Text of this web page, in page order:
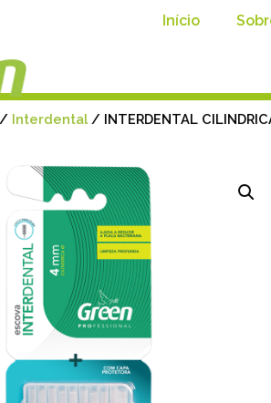
Início
/ Interdental/ INTERDENTAL